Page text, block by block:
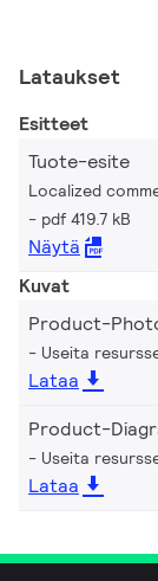
Lataukset
Esitteet
Tuote-esite
Localized
pdf 419.7 kB
Näytä
Kuvat
Product-
Useita
Lataa
Product-
Useita
Lataa